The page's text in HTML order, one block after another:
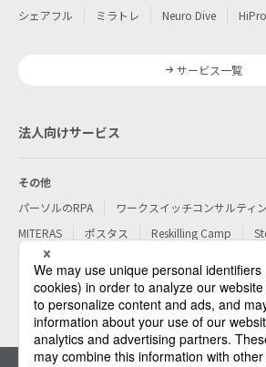
シェアフル
ミラトレ Neuro Dive HiPro
サービス一覧
法人向けサービス
その他
パーソルのRPA
ワークスイッチコンサルティ
MITERAS
ポスタス Reskilling Camp
サービス一覧